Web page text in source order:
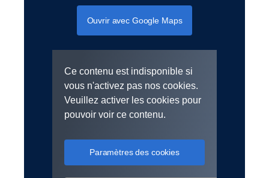
Ouvrir avec Google Maps
Ce contenu est indisponible si
vous n'activez pas nos cookies.
Veuillez activer les cookies pour
pouvoir voir ce contenu.
Paramètres des cookies